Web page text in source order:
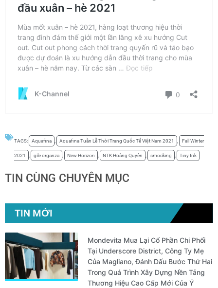
TAGS: Aquafina , Aquafina Tuần Lễ Thời Trang Quốc Tế Việt Nam 2021 , Fall Winter
2021 , gile organza , New Horizon , NTK Hoàng Quyên , smocking , Tiny Ink
TIN CÙNG CHUYÊN MỤC
TIN MỚI
Mondevita Mua Lại Cổ Phần Chi Phối
Tại Underscore District, Công Ty Mẹ
Của Magliano, Đánh Dấu Bước Thứ Hai
Trong Quá Trình Xây Dựng Nền Tảng
Thương Hiệu Cao Cấp Mới Của Ý